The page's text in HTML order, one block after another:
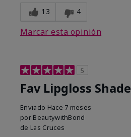
13 4
Marcar esta opinión
5
Fav Lipgloss Shade
Enviado Hace 7 meses
por BeautywithBond
de Las Cruces